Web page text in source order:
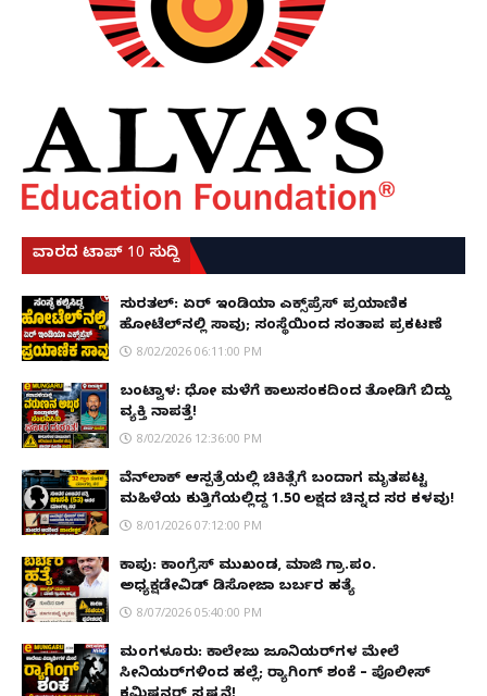
ವಾರದ ಟಾಪ್ 10 ಸುದ್ದಿ
ಸುರತ್ಕಲ್: ಏರ್ ಇಂಡಿಯಾ ಎಕ್ಸ್‌ಪ್ರೆಸ್ ಪ್ರಯಾಣಿಕ
ಹೋಟೆಲ್‌ನಲ್ಲಿ ಸಾವು; ಸಂಸ್ಥೆಯಿಂದ ಸಂತಾಪ ಪ್ರಕಟಣೆ
8/02/2026 06:11:00 PM
ಬಂಟ್ವಾಳ: ಧೋ ಮಳೆಗೆ ಕಾಲುಸಂಕದಿಂದ ತೋಡಿಗೆ ಬಿದ್ದು
ವ್ಯಕ್ತಿ ನಾಪತ್ತೆ!
8/02/2026 12:36:00 PM
ವೆನ್‌ಲಾಕ್ ಆಸ್ಪತ್ರೆಯಲ್ಲಿ ಚಿಕಿತ್ಸೆಗೆ ಬಂದಾಗ ಮೃತಪಟ್ಟ
ಮಹಿಳೆಯ ಕುತ್ತಿಗೆಯಲ್ಲಿದ್ದ ₹1.50 ಲಕ್ಷದ ಚಿನ್ನದ ಸರ ಕಳವು!
8/01/2026 07:12:00 PM
ಕಾಪು: ಕಾಂಗ್ರೆಸ್ ಮುಖಂಡ, ಮಾಜಿ ಗ್ರಾ.ಪಂ.
ಅಧ್ಯಕ್ಷಡೇವಿಡ್ ಡಿಸೋಜಾ ಬರ್ಬರ ಹತ್ಯೆ
8/07/2026 05:40:00 PM
ಮಂಗಳೂರು: ಕಾಲೇಜು ಜೂನಿಯರ್‌ಗಳ ಮೇಲೆ
ಸೀನಿಯರ್‌ಗಳಿಂದ ಹಲ್ಲೆ; ರ‌್ಯಾಗಿಂಗ್ ಶಂಕೆ – ಪೊಲೀಸ್